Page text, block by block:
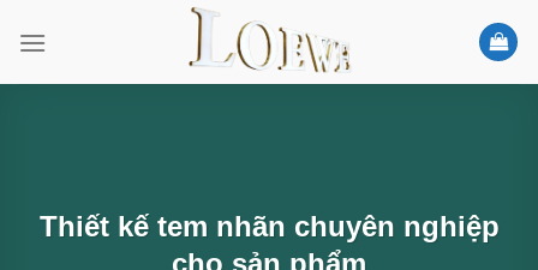
Thiết kế tem nhãn chuyên nghiệp
cho sản phẩm